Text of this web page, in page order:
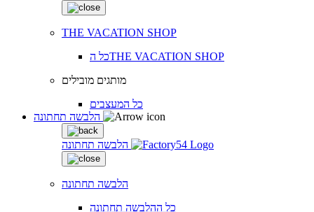
THE VACATION SHOP
כל הTHE VACATION SHOP
מותגים מובילים
כל המעצבים
הלבשה תחתונה
הלבשה תחתונה
כל ההלבשה תחתונה